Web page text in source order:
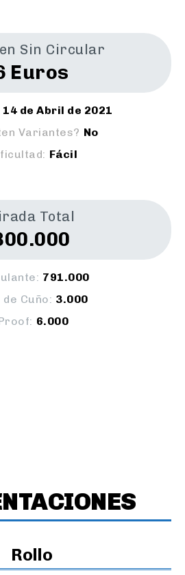
Sin Circular
Euros
14 de Abril de 2021
Variantes? No
Fácil
Total
791.000
de Cuño: 3.000
6.000
Rollo